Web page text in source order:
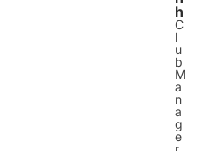
h
C
l
u
b
M
a
n
a
g
e